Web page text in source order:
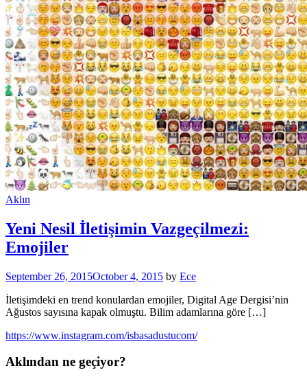
Aklın
Yeni Nesil İletişimin Vazgeçilmezi:
Emojiler
September 26, 2015October 4, 2015 by Ece
İletişimdeki en trend konulardan emojiler, Digital Age Dergisi’nin
Ağustos sayısına kapak olmuştu. Bilim adamlarına göre […]
https://www.instagram.com/isbasadustucom/
Aklından ne geçiyor?